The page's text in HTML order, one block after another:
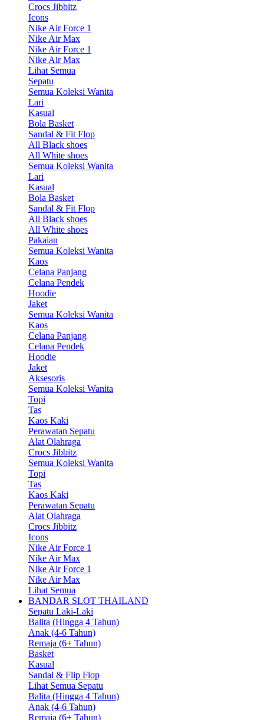
Crocs Jibbitz
Icons
Nike Air Force 1
Nike Air Max
Nike Air Force 1
Nike Air Max
Lihat Semua
Sepatu
Semua Koleksi Wanita
Lari
Kasual
Bola Basket
Sandal & Fit Flop
All Black shoes
All White shoes
Semua Koleksi Wanita
Lari
Kasual
Bola Basket
Sandal & Fit Flop
All Black shoes
All White shoes
Pakaian
Semua Koleksi Wanita
Kaos
Celana Panjang
Celana Pendek
Hoodie
Jaket
Semua Koleksi Wanita
Kaos
Celana Panjang
Celana Pendek
Hoodie
Jaket
Aksesoris
Semua Koleksi Wanita
Topi
Tas
Kaos Kaki
Perawatan Sepatu
Alat Olahraga
Crocs Jibbitz
Semua Koleksi Wanita
Topi
Tas
Kaos Kaki
Perawatan Sepatu
Alat Olahraga
Crocs Jibbitz
Icons
Nike Air Force 1
Nike Air Max
Nike Air Force 1
Nike Air Max
Lihat Semua
BANDAR SLOT THAILAND
Sepatu Laki-Laki
Balita (Hingga 4 Tahun)
Anak (4-6 Tahun)
Remaja (6+ Tahun)
Basket
Kasual
Sandal & Flip Flop
Lihat Semua Sepatu
Balita (Hingga 4 Tahun)
Anak (4-6 Tahun)
Remaja (6+ Tahun)